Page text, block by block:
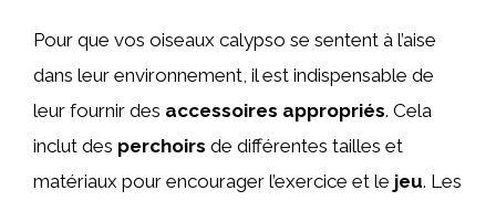
Pour que vos oiseaux calypso se sentent à l’aise
dans leur environnement, il est indispensable de
leur fournir des accessoires appropriés. Cela
inclut des perchoirs de différentes tailles et
matériaux pour encourager l’exercice et le jeu. Les